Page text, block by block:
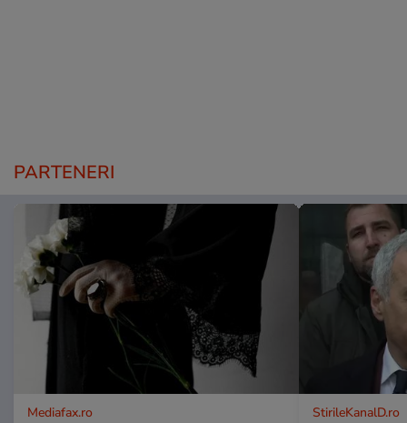
PARTENERI
Mediafax.ro StirileKanalD.ro